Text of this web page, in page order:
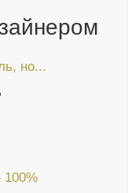
но...